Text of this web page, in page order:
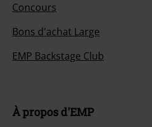
Concours
Bons d'achat Large
EMP Backstage Club
À propos d'EMP